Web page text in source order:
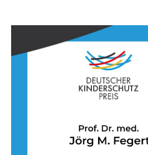
Website nutzbar zu machen sowie
auf sichere Bereiche unserer
ermöglichen.